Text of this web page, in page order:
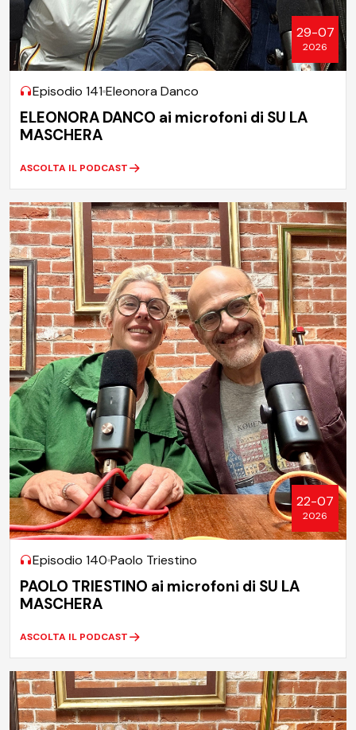
29-07
2026
Episodio 141 Eleonora Danco
ELEONORA DANCO ai microfoni di SU LA
MASCHERA
ASCOLTA IL PODCAST
22-07
2026
Episodio 140 Paolo Triestino
PAOLO TRIESTINO ai microfoni di SU LA
MASCHERA
ASCOLTA IL PODCAST